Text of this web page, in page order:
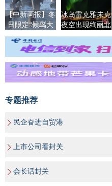
【中新画报】冬
日限定“候鸟大
片”正在上映
冰岛雷克雅未克
夜空出现绚丽北
极光
专题推荐
民企奋进自贸港
上市公司看封关
会长话封关